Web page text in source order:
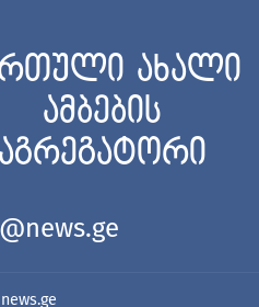
ახალი
ამბების
აგრეგატორი
news.ge